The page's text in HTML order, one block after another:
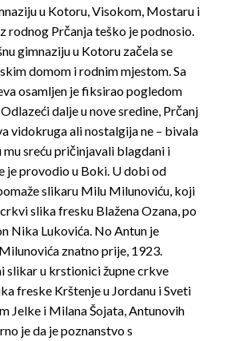
u Kotoru, Visokom, Mostaru i
rodnog Prčanja teško je podnosio.
gimnaziju u Kotoru začela se
domom i rodnim mjestom. Sa
osamljen je fiksirao pogledom
dalje u nove sredine, Prčanj
vidokruga ali nostalgija ne – bivala
mu sreću pričinjavali blagdani i
je provodio u Boki. U dobi od
slikaru Milu Milunoviću, koji
slika fresku Blažena Ozana, po
Nika Lukovića. No Antun je
znatno prije, 1923.
slikar u krstionici župne crkve
freske Krštenje u Jordanu i Sveti
Jelke i Milana Šojata, Antunovih
je da je poznanstvo s